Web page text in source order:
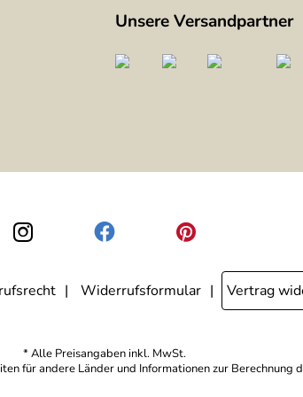
Unsere Versandpartner
Widerrufsformular Vertrag
* Alle Preisangaben inkl. MwSt.
für andere Länder und Informationen zur Berechnung